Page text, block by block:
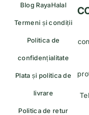
Blog RayaHalal
Termeni și condiții
Politica de
confidențialitate
Plata și politica de
livrare
Politica de retur